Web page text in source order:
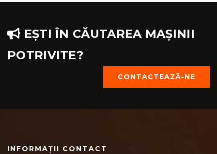
EȘTI ÎN CĂUTAREA MAȘINII
POTRIVITE?
CONTACTEAZĂ-NE
INFORMAȚII CONTACT